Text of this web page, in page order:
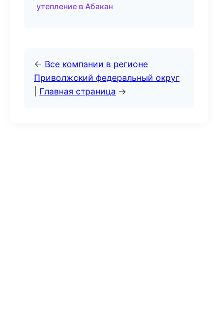
утепление в Абакан
← Все компании в регионе
Приволжский федеральный округ
Главная страница →